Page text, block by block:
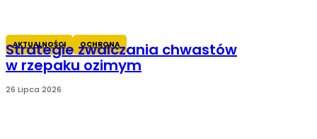
AKTUALNOŚCI OCHRONA
Strategie zwalczania chwastów
w rzepaku ozimym
26 Lipca 2026